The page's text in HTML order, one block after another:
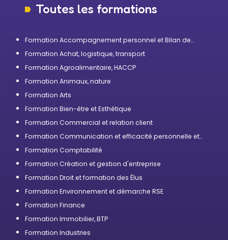
Toutes les formations
Formation Accompagnement personnel et Bilan de
Formation Achat, logistique, transport
Formation Agroalimentaire, HACCP
Formation Animaux, nature
Formation Arts
Formation Bien-être et Esthétique
Formation Commercial et relation client
Formation Communication et efficacité personnelle et
Formation Comptabilité
Formation Création et gestion d'entreprise
Formation Droit et formation des Élus
Formation Environnement et démarche RSE
Formation Finance
Formation Immobilier, BTP
Formation Industries